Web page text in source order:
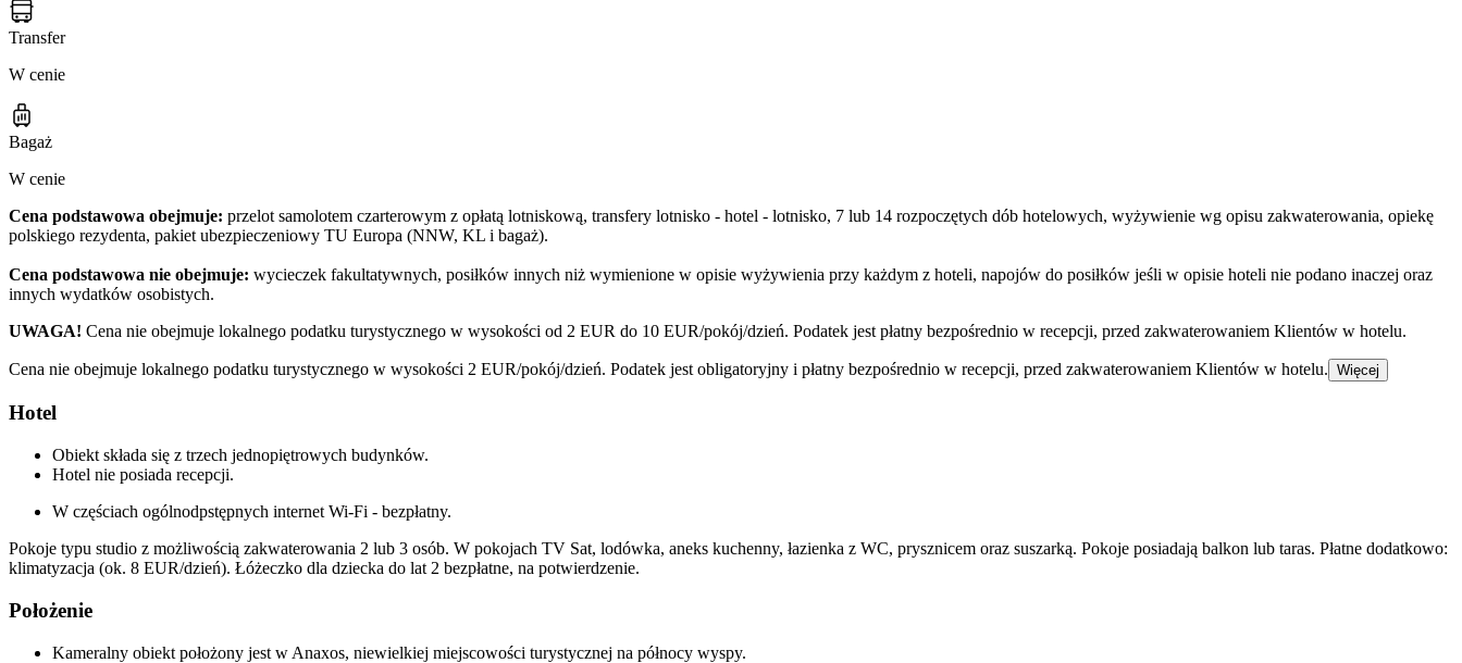
Transfer
W cenie
Bagaż
W cenie
Cena podstawowa obejmuje: przelot samolotem czarterowym z opłatą lotniskową, transfery lotnisko - hotel - lotnisko, 7 lub 14 rozpoczętych dób hotelowych, wyżywienie wg opisu zakwaterowania, opiekę
polskiego rezydenta, pakiet ubezpieczeniowy TU Europa (NNW, KL i bagaż).
Cena podstawowa nie obejmuje: wycieczek fakultatywnych, posiłków innych niż wymienione w opisie wyżywienia przy każdym z hoteli, napojów do posiłków jeśli w opisie hoteli nie podano inaczej oraz
innych wydatków osobistych.
UWAGA! Cena nie obejmuje lokalnego podatku turystycznego w wysokości od 2 EUR do 10 EUR/pokój/dzień. Podatek jest płatny bezpośrednio w recepcji, przed zakwaterowaniem Klientów w hotelu.
Cena nie obejmuje lokalnego podatku turystycznego w wysokości 2 EUR/pokój/dzień. Podatek jest obligatoryjny i płatny bezpośrednio w recepcji, przed zakwaterowaniem Klientów w hotelu. Więcej
Hotel
Obiekt składa się z trzech jednopiętrowych budynków.
Hotel nie posiada recepcji.
W częściach ogólnodpstępnych internet Wi-Fi - bezpłatny.
Pokoje typu studio z możliwością zakwaterowania 2 lub 3 osób. W pokojach TV Sat, lodówka, aneks kuchenny, łazienka z WC, prysznicem oraz suszarką. Pokoje posiadają balkon lub taras. Płatne dodatkowo:
klimatyzacja (ok. 8 EUR/dzień). Łóżeczko dla dziecka do lat 2 bezpłatne, na potwierdzenie.
Położenie
Kameralny obiekt położony jest w Anaxos, niewielkiej miejscowości turystycznej na północy wyspy.